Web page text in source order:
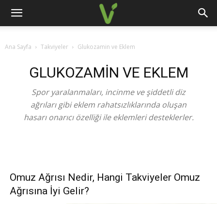
Ana Sayfa Takviyeler Glukozamin ve Eklem
GLUKOZAMIN VE EKLEM
Spor yaralanmaları, incinme ve şiddetli diz
ağrıları gibi eklem rahatsızlıklarında oluşan
hasarı onarıcı özelliği ile eklemleri desteklerler.
Omuz Ağrısı Nedir, Hangi Takviyeler Omuz
Ağrısına İyi Gelir?